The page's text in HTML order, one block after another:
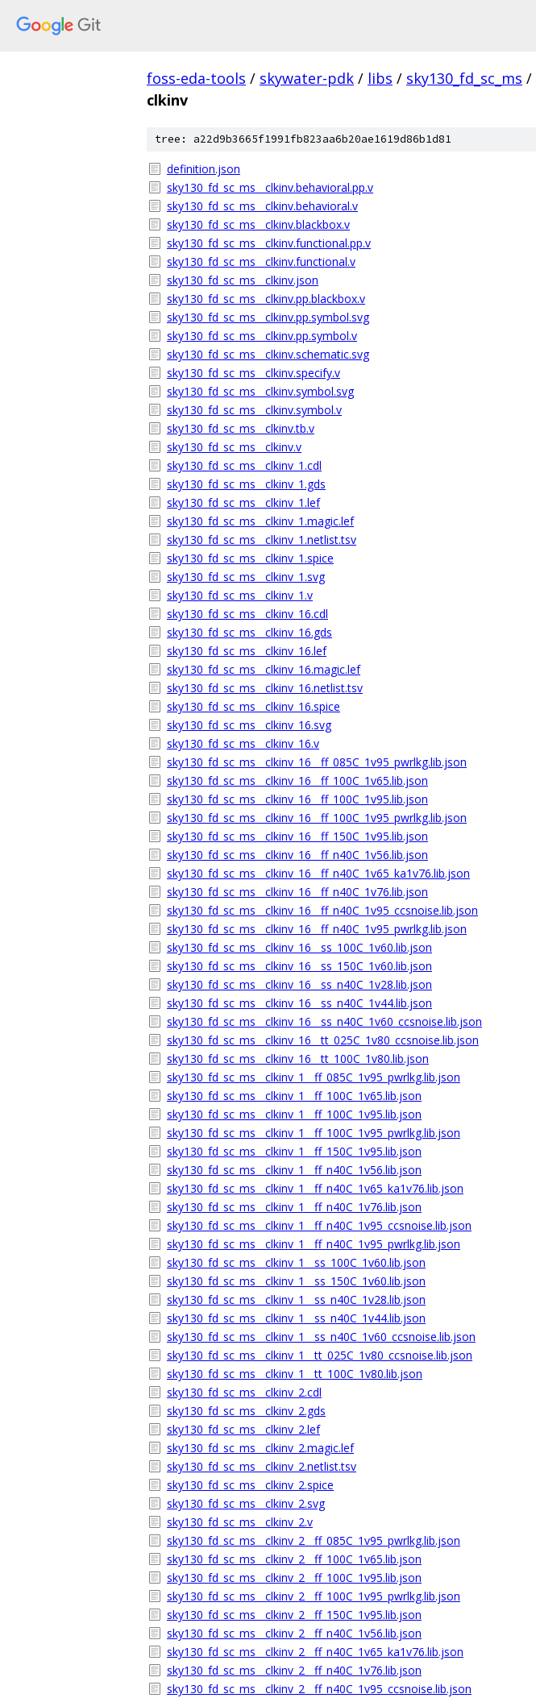
foss-eda-tools / skywater-pdk / libs / sky130_fd_sc_ms /
clkinv
tree: a22d9b3665f1991fb823aa6b20ae1619d86b1d81
definition.json
sky130_fd_sc_ms__clkinv.behavioral.pp.v
sky130_fd_sc_ms__clkinv.behavioral.v
sky130_fd_sc_ms__clkinv.blackbox.v
sky130_fd_sc_ms__clkinv.functional.pp.v
sky130_fd_sc_ms__clkinv.functional.v
sky130_fd_sc_ms__clkinv.json
sky130_fd_sc_ms__clkinv.pp.blackbox.v
sky130_fd_sc_ms__clkinv.pp.symbol.svg
sky130_fd_sc_ms__clkinv.pp.symbol.v
sky130_fd_sc_ms__clkinv.schematic.svg
sky130_fd_sc_ms__clkinv.specify.v
sky130_fd_sc_ms__clkinv.symbol.svg
sky130_fd_sc_ms__clkinv.symbol.v
sky130_fd_sc_ms__clkinv.tb.v
sky130_fd_sc_ms__clkinv.v
sky130_fd_sc_ms__clkinv_1.cdl
sky130_fd_sc_ms__clkinv_1.gds
sky130_fd_sc_ms__clkinv_1.lef
sky130_fd_sc_ms__clkinv_1.magic.lef
sky130_fd_sc_ms__clkinv_1.netlist.tsv
sky130_fd_sc_ms__clkinv_1.spice
sky130_fd_sc_ms__clkinv_1.svg
sky130_fd_sc_ms__clkinv_1.v
sky130_fd_sc_ms__clkinv_16.cdl
sky130_fd_sc_ms__clkinv_16.gds
sky130_fd_sc_ms__clkinv_16.lef
sky130_fd_sc_ms__clkinv_16.magic.lef
sky130_fd_sc_ms__clkinv_16.netlist.tsv
sky130_fd_sc_ms__clkinv_16.spice
sky130_fd_sc_ms__clkinv_16.svg
sky130_fd_sc_ms__clkinv_16.v
sky130_fd_sc_ms__clkinv_16__ff_085C_1v95_pwrlkg.lib.json
sky130_fd_sc_ms__clkinv_16__ff_100C_1v65.lib.json
sky130_fd_sc_ms__clkinv_16__ff_100C_1v95.lib.json
sky130_fd_sc_ms__clkinv_16__ff_100C_1v95_pwrlkg.lib.json
sky130_fd_sc_ms__clkinv_16__ff_150C_1v95.lib.json
sky130_fd_sc_ms__clkinv_16__ff_n40C_1v56.lib.json
sky130_fd_sc_ms__clkinv_16__ff_n40C_1v65_ka1v76.lib.json
sky130_fd_sc_ms__clkinv_16__ff_n40C_1v76.lib.json
sky130_fd_sc_ms__clkinv_16__ff_n40C_1v95_ccsnoise.lib.json
sky130_fd_sc_ms__clkinv_16__ff_n40C_1v95_pwrlkg.lib.json
sky130_fd_sc_ms__clkinv_16__ss_100C_1v60.lib.json
sky130_fd_sc_ms__clkinv_16__ss_150C_1v60.lib.json
sky130_fd_sc_ms__clkinv_16__ss_n40C_1v28.lib.json
sky130_fd_sc_ms__clkinv_16__ss_n40C_1v44.lib.json
sky130_fd_sc_ms__clkinv_16__ss_n40C_1v60_ccsnoise.lib.json
sky130_fd_sc_ms__clkinv_16__tt_025C_1v80_ccsnoise.lib.json
sky130_fd_sc_ms__clkinv_16__tt_100C_1v80.lib.json
sky130_fd_sc_ms__clkinv_1__ff_085C_1v95_pwrlkg.lib.json
sky130_fd_sc_ms__clkinv_1__ff_100C_1v65.lib.json
sky130_fd_sc_ms__clkinv_1__ff_100C_1v95.lib.json
sky130_fd_sc_ms__clkinv_1__ff_100C_1v95_pwrlkg.lib.json
sky130_fd_sc_ms__clkinv_1__ff_150C_1v95.lib.json
sky130_fd_sc_ms__clkinv_1__ff_n40C_1v56.lib.json
sky130_fd_sc_ms__clkinv_1__ff_n40C_1v65_ka1v76.lib.json
sky130_fd_sc_ms__clkinv_1__ff_n40C_1v76.lib.json
sky130_fd_sc_ms__clkinv_1__ff_n40C_1v95_ccsnoise.lib.json
sky130_fd_sc_ms__clkinv_1__ff_n40C_1v95_pwrlkg.lib.json
sky130_fd_sc_ms__clkinv_1__ss_100C_1v60.lib.json
sky130_fd_sc_ms__clkinv_1__ss_150C_1v60.lib.json
sky130_fd_sc_ms__clkinv_1__ss_n40C_1v28.lib.json
sky130_fd_sc_ms__clkinv_1__ss_n40C_1v44.lib.json
sky130_fd_sc_ms__clkinv_1__ss_n40C_1v60_ccsnoise.lib.json
sky130_fd_sc_ms__clkinv_1__tt_025C_1v80_ccsnoise.lib.json
sky130_fd_sc_ms__clkinv_1__tt_100C_1v80.lib.json
sky130_fd_sc_ms__clkinv_2.cdl
sky130_fd_sc_ms__clkinv_2.gds
sky130_fd_sc_ms__clkinv_2.lef
sky130_fd_sc_ms__clkinv_2.magic.lef
sky130_fd_sc_ms__clkinv_2.netlist.tsv
sky130_fd_sc_ms__clkinv_2.spice
sky130_fd_sc_ms__clkinv_2.svg
sky130_fd_sc_ms__clkinv_2.v
sky130_fd_sc_ms__clkinv_2__ff_085C_1v95_pwrlkg.lib.json
sky130_fd_sc_ms__clkinv_2__ff_100C_1v65.lib.json
sky130_fd_sc_ms__clkinv_2__ff_100C_1v95.lib.json
sky130_fd_sc_ms__clkinv_2__ff_100C_1v95_pwrlkg.lib.json
sky130_fd_sc_ms__clkinv_2__ff_150C_1v95.lib.json
sky130_fd_sc_ms__clkinv_2__ff_n40C_1v56.lib.json
sky130_fd_sc_ms__clkinv_2__ff_n40C_1v65_ka1v76.lib.json
sky130_fd_sc_ms__clkinv_2__ff_n40C_1v76.lib.json
sky130_fd_sc_ms__clkinv_2__ff_n40C_1v95_ccsnoise.lib.json